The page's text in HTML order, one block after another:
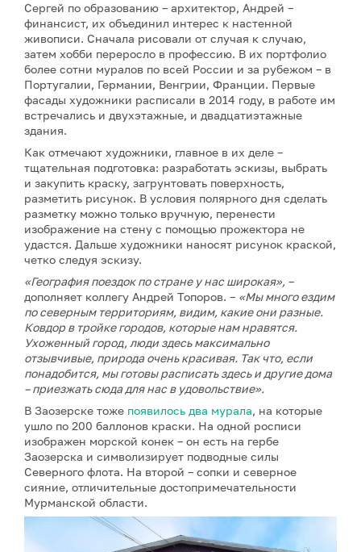
Сергей по образованию – архитектор, Андрей –
финансист, их объединил интерес к настенной
живописи. Сначала рисовали от случая к случаю,
затем хобби переросло в профессию. В их портфолио
более сотни муралов по всей России и за рубежом – в
Португалии, Германии, Венгрии, Франции. Первые
фасады художники расписали в 2014 году, в работе им
встречались и двухэтажные, и двадцатиэтажные
здания.
Как отмечают художники, главное в их деле –
тщательная подготовка: разработать эскизы, выбрать
и закупить краску, загрунтовать поверхность,
разметить рисунок. В условия полярного дня сделать
разметку можно только вручную, перенести
изображение на стену с помощью прожектора не
удастся. Дальше художники наносят рисунок краской,
четко следуя эскизу.
«География поездок по стране у нас широкая», –
дополняет коллегу Андрей Топоров. – «Мы много ездим
по северным территориям, видим, какие они разные.
Ковдор в тройке городов, которые нам нравятся.
Ухоженный город, люди здесь максимально
отзывчивые, природа очень красивая. Так что, если
понадобится, мы готовы расписать здесь и другие дома
– приезжать сюда для нас в удовольствие».
В Заозерске тоже появилось два мурала, на которые
ушло по 200 баллонов краски. На одной росписи
изображен морской конек – он есть на гербе
Заозерска и символизирует подводные силы
Северного флота. На второй – сопки и северное
сияние, отличительные достопримечательности
Мурманской области.